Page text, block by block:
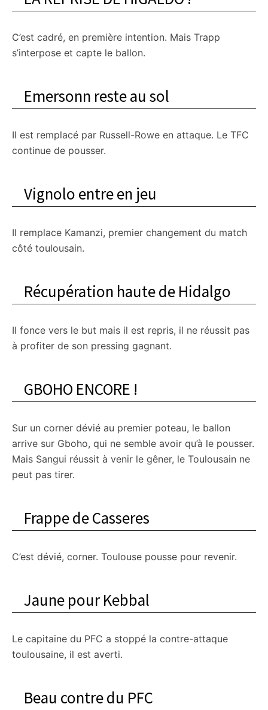
C’est cadré, en première intention. Mais Trapp
s’interpose et capte le ballon.
Emersonn reste au sol
Il est remplacé par Russell-Rowe en attaque. Le TFC
continue de pousser.
Vignolo entre en jeu
Il remplace Kamanzi, premier changement du match
côté toulousain.
Récupération haute de Hidalgo
Il fonce vers le but mais il est repris, il ne réussit pas
à profiter de son pressing gagnant.
GBOHO ENCORE !
Sur un corner dévié au premier poteau, le ballon
arrive sur Gboho, qui ne semble avoir qu’à le pousser.
Mais Sangui réussit à venir le gêner, le Toulousain ne
peut pas tirer.
Frappe de Casseres
C’est dévié, corner. Toulouse pousse pour revenir.
Jaune pour Kebbal
Le capitaine du PFC a stoppé la contre-attaque
toulousaine, il est averti.
Beau contre du PFC